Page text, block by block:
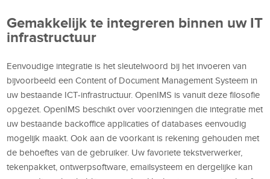
Gemakkelijk te integreren binnen uw IT
infrastructuur
Eenvoudige integratie is het sleutelwoord bij het invoeren van
bijvoorbeeld een Content of Document Management Systeem in
uw bestaande ICT-infrastructuur. OpenIMS is vanuit deze filosofie
opgezet. OpenIMS beschikt over voorzieningen die integratie met
uw bestaande backoffice applicaties of databases eenvoudig
mogelijk maakt. Ook aan de voorkant is rekening gehouden met
de behoeftes van de gebruiker. Uw favoriete tekstverwerker,
tekenpakket, ontwerpsoftware, emailsysteem en dergelijke kan